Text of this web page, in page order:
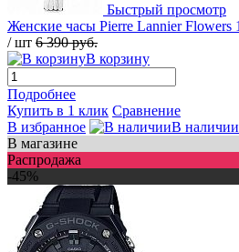
Быстрый просмотр
Женские часы Pierre Lannier Flowers
/ шт 6 390 руб.
В корзину
Подробнее
Купить в 1 клик Сравнение
В избранное
В наличии
В магазине
Распродажа
-45%